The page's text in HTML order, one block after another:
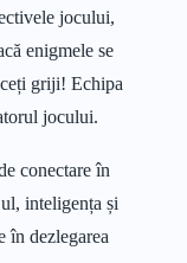
jocului,
enigmele se
griji! Echipa
jocului.
conectare în
inteligența și
în dezlegarea